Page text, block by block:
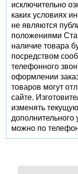
исключительно
каких условиях
не являются
положениями
наличие товара
посредством
телефонного
оформлении
товаров могут
сайте.
изменять
дополнительного
можно по